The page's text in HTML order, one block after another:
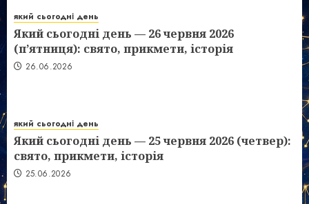
який сьогодні день
Який сьогодні день — 26 червня 2026
(п’ятниця): свято, прикмети, історія
26.06.2026
який сьогодні день
Який сьогодні день — 25 червня 2026 (четвер):
свято, прикмети, історія
25.06.2026